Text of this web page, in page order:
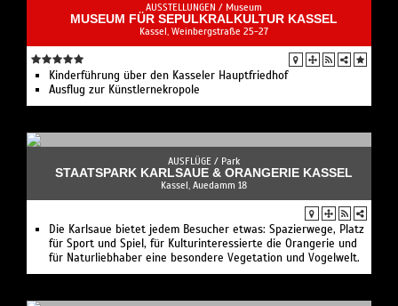
AUSSTELLUNGEN / Museum
MUSEUM FÜR SEPULKRALKULTUR KASSEL
Kassel, Weinbergstraße 25-27
Kinderführung über den Kasseler Hauptfriedhof
Ausflug zur Künstlernekropole
AUSFLÜGE / Park
STAATSPARK KARLSAUE & ORANGERIE KASSEL
Kassel, Auedamm 18
Die Karlsaue bietet jedem Besucher etwas: Spazierwege, Platz
für Sport und Spiel, für Kulturinteressierte die Orangerie und
für Naturliebhaber eine besondere Vegetation und Vogelwelt.